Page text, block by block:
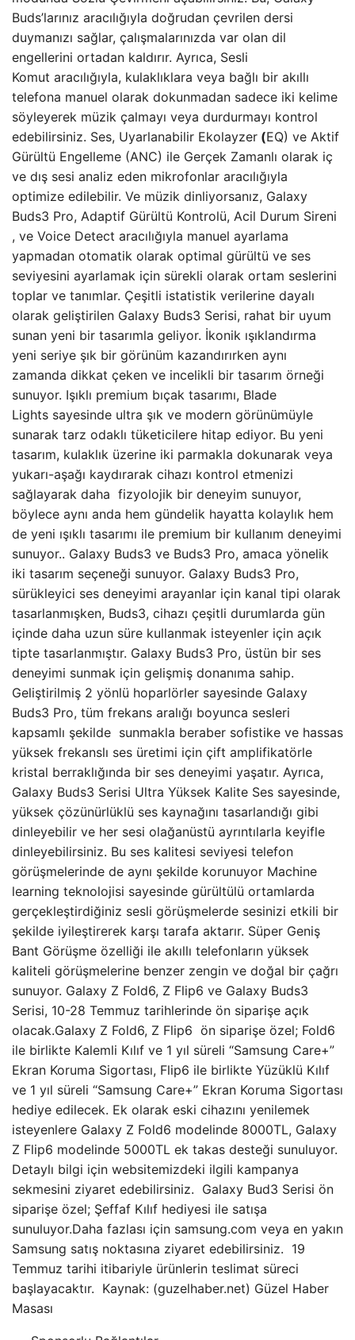
Buds’larınız aracılığıyla doğrudan çevrilen dersi
duymanızı sağlar, çalışmalarınızda var olan dil
engellerini ortadan kaldırır. Ayrıca, Sesli
Komut aracılığıyla, kulaklıklara veya bağlı bir akıllı
telefona manuel olarak dokunmadan sadece iki kelime
söyleyerek müzik çalmayı veya durdurmayı kontrol
edebilirsiniz. Ses, Uyarlanabilir Ekolayzer (EQ) ve Aktif
Gürültü Engelleme (ANC) ile Gerçek Zamanlı olarak iç
ve dış sesi analiz eden mikrofonlar aracılığıyla
optimize edilebilir. Ve müzik dinliyorsanız, Galaxy
Buds3 Pro, Adaptif Gürültü Kontrolü, Acil Durum Sireni
, ve Voice Detect aracılığıyla manuel ayarlama
yapmadan otomatik olarak optimal gürültü ve ses
seviyesini ayarlamak için sürekli olarak ortam seslerini
toplar ve tanımlar. Çeşitli istatistik verilerine dayalı
olarak geliştirilen Galaxy Buds3 Serisi, rahat bir uyum
sunan yeni bir tasarımla geliyor. İkonik ışıklandırma
yeni seriye şık bir görünüm kazandırırken aynı
zamanda dikkat çeken ve incelikli bir tasarım örneği
sunuyor. Işıklı premium bıçak tasarımı, Blade
Lights sayesinde ultra şık ve modern görünümüyle
sunarak tarz odaklı tüketicilere hitap ediyor. Bu yeni
tasarım, kulaklık üzerine iki parmakla dokunarak veya
yukarı-aşağı kaydırarak cihazı kontrol etmenizi
sağlayarak daha fizyolojik bir deneyim sunuyor,
böylece aynı anda hem gündelik hayatta kolaylık hem
de yeni ışıklı tasarımı ile premium bir kullanım deneyimi
sunuyor.. Galaxy Buds3 ve Buds3 Pro, amaca yönelik
iki tasarım seçeneği sunuyor. Galaxy Buds3 Pro,
sürükleyici ses deneyimi arayanlar için kanal tipi olarak
tasarlanmışken, Buds3, cihazı çeşitli durumlarda gün
içinde daha uzun süre kullanmak isteyenler için açık
tipte tasarlanmıştır. Galaxy Buds3 Pro, üstün bir ses
deneyimi sunmak için gelişmiş donanıma sahip.
Geliştirilmiş 2 yönlü hoparlörler sayesinde Galaxy
Buds3 Pro, tüm frekans aralığı boyunca sesleri
kapsamlı şekilde sunmakla beraber sofistike ve hassas
yüksek frekanslı ses üretimi için çift amplifikatörle
kristal berraklığında bir ses deneyimi yaşatır. Ayrıca,
Galaxy Buds3 Serisi Ultra Yüksek Kalite Ses sayesinde,
yüksek çözünürlüklü ses kaynağını tasarlandığı gibi
dinleyebilir ve her sesi olağanüstü ayrıntılarla keyifle
dinleyebilirsiniz. Bu ses kalitesi seviyesi telefon
görüşmelerinde de aynı şekilde korunuyor Machine
learning teknolojisi sayesinde gürültülü ortamlarda
gerçekleştirdiğiniz sesli görüşmelerde sesinizi etkili bir
şekilde iyileştirerek karşı tarafa aktarır. Süper Geniş
Bant Görüşme özelliği ile akıllı telefonların yüksek
kaliteli görüşmelerine benzer zengin ve doğal bir çağrı
sunuyor. Galaxy Z Fold6, Z Flip6 ve Galaxy Buds3
Serisi, 10-28 Temmuz tarihlerinde ön siparişe açık
olacak.Galaxy Z Fold6, Z Flip6 ön siparişe özel; Fold6
ile birlikte Kalemli Kılıf ve 1 yıl süreli “Samsung Care+”
Ekran Koruma Sigortası, Flip6 ile birlikte Yüzüklü Kılıf
ve 1 yıl süreli “Samsung Care+” Ekran Koruma Sigortası
hediye edilecek. Ek olarak eski cihazını yenilemek
isteyenlere Galaxy Z Fold6 modelinde 8000TL, Galaxy
Z Flip6 modelinde 5000TL ek takas desteği sunuluyor.
Detaylı bilgi için websitemizdeki ilgili kampanya
sekmesini ziyaret edebilirsiniz. Galaxy Bud3 Serisi ön
siparişe özel; Şeffaf Kılıf hediyesi ile satışa
sunuluyor.Daha fazlası için samsung.com veya en yakın
Samsung satış noktasına ziyaret edebilirsiniz. 19
Temmuz tarihi itibariyle ürünlerin teslimat süreci
başlayacaktır. Kaynak: (guzelhaber.net) Güzel Haber
Masası